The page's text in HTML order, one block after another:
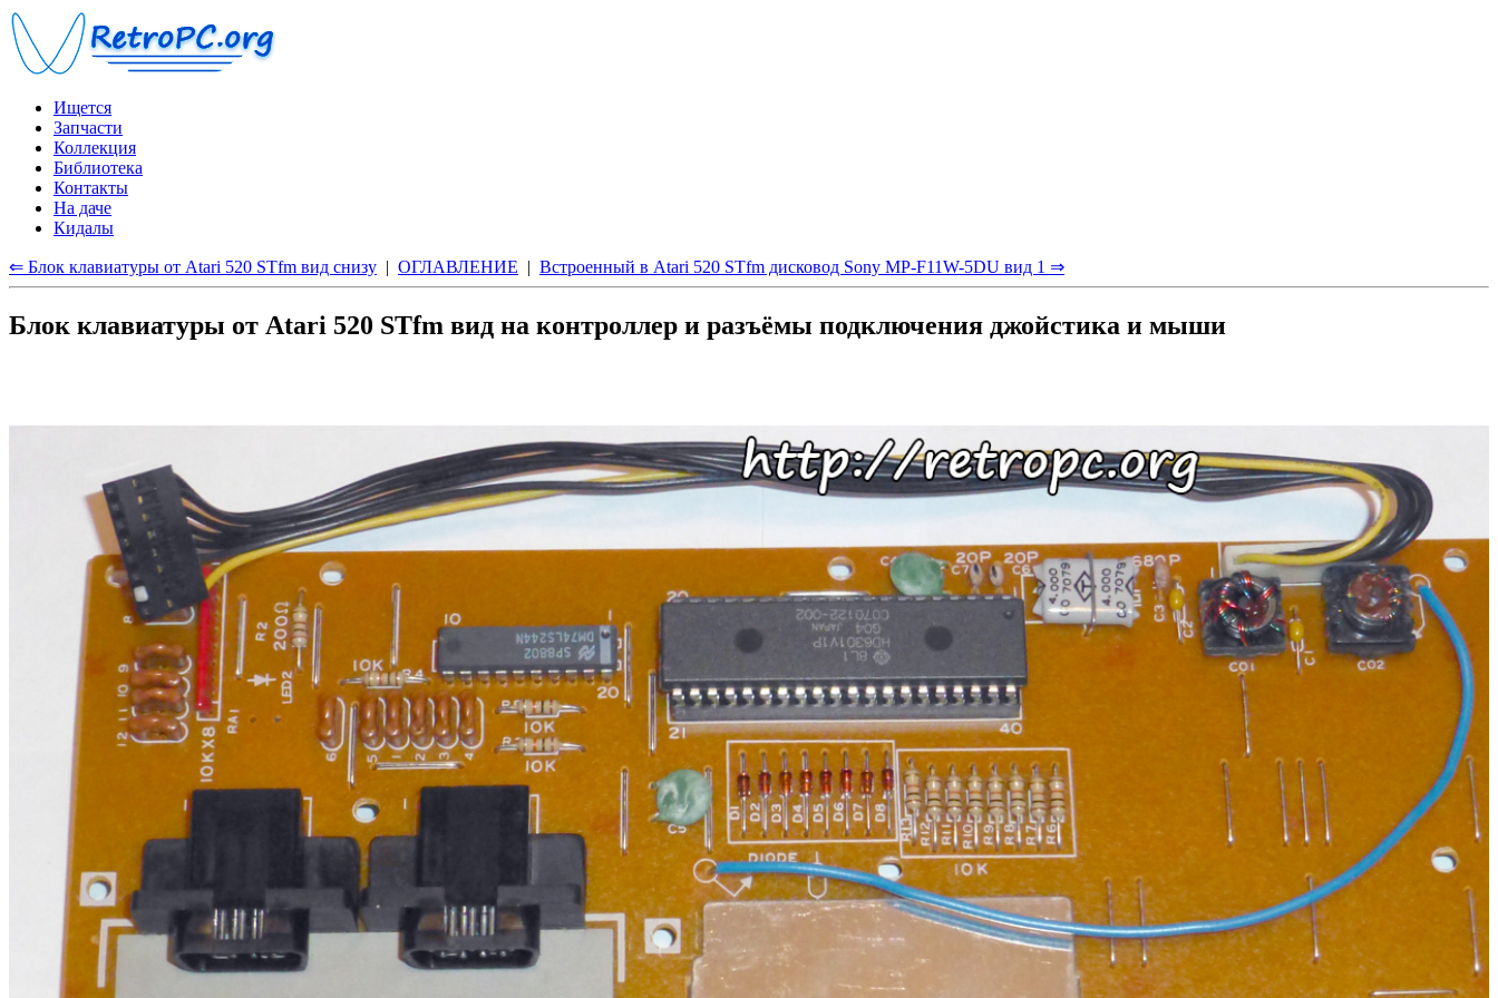
Ищется
Запчасти
Коллекция
Библиотека
Контакты
На даче
Кидалы
⇐ Блок клавиатуры от Atari 520 STfm вид снизу | ОГЛАВЛЕНИЕ | Встроенный в Atari 520 STfm дисковод Sony MP-F11W-5DU вид 1 ⇒
Блок клавиатуры от Atari 520 STfm вид на контроллер и разъёмы подключения джойстика и мыши